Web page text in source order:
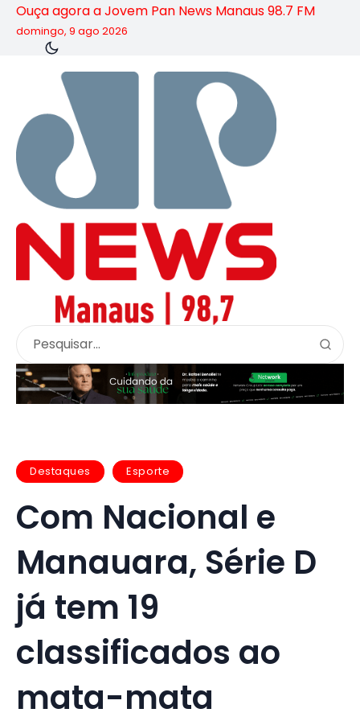
Ouça agora a Jovem Pan News Manaus 98.7 FM
domingo, 9 ago 2026
Destaques Esporte
Com Nacional e
Manauara, Série D
já tem 19
classificados ao
mata-mata